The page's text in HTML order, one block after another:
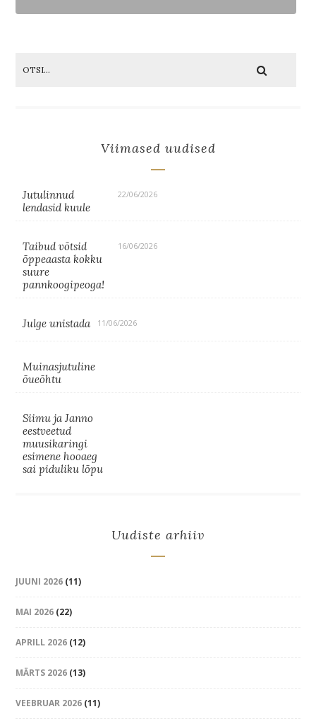
Viimased uudised
Jutulinnud
lendasid kuule
22/06/2026
Taibud võtsid
õppeaasta kokku
suure
pannkoogipeoga!
16/06/2026
Julge unistada 11/06/2026
Muinasjutuline
õueõhtu
Siimu ja Janno
eestveetud
muusikaringi
esimene hooaeg
sai piduliku lõpu
Uudiste arhiiv
JUUNI 2026 (11)
MAI 2026 (22)
APRILL 2026 (12)
MÄRTS 2026 (13)
VEEBRUAR 2026 (11)